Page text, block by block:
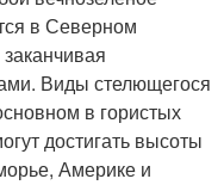
в Северном
Виды стелющегося
в гористых
достигать высоты
Америке и